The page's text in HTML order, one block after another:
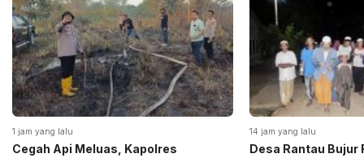
1 jam yang lalu
Cegah Api Meluas, Kapolres
14 jam yang lalu
Desa Rantau Bujur